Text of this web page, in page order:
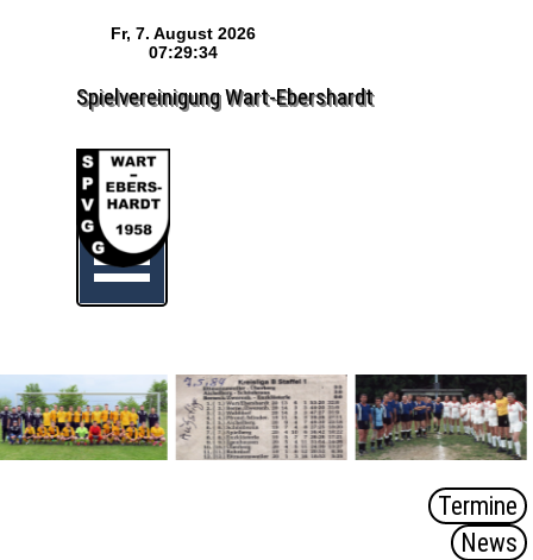
Spielvereinigung Wart-Ebershardt
Menü überspringen
Termine
News